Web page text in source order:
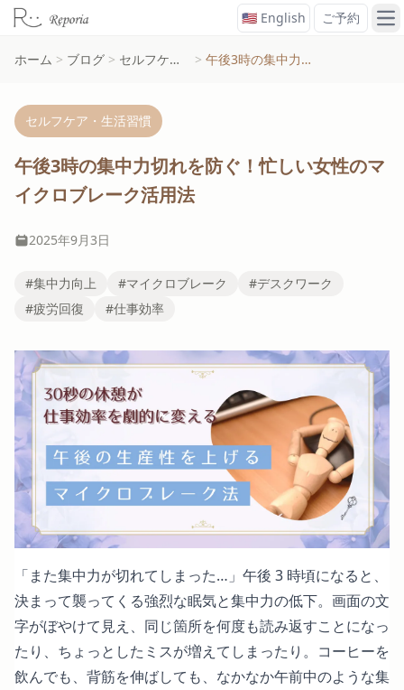
🇺🇸 English ご予約 メ
ホーム > ブログ > セルフケア・生活習慣 > 午後3時の集中力切れを防ぐ！忙しい女性のマイクロブレーク活用法
セルフケア・生活習慣
午後3時の集中力切れを防ぐ！忙しい女性のマ
イクロブレーク活用法
2025年9月3日
#集中力向上 #マイクロブレーク
#デスクワーク
#疲労回復
#仕事効率
「また集中力が切れてしまった…」午後 3 時頃になると、
決まって襲ってくる強烈な眠気と集中力の低下。画面の文
字がぼやけて見え、同じ箇所を何度も読み返すことになっ
たり、ちょっとしたミスが増えてしまったり。コーヒーを
飲んでも、背筋を伸ばしても、なかなか午前中のような集